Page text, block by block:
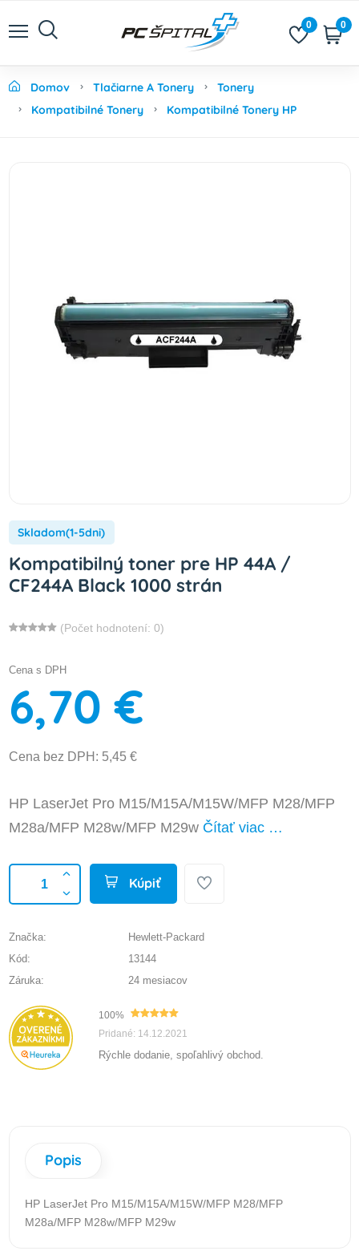
0 0
Domov Tlačiarne A Tonery
Tonery
Kompatibilné Tonery
Kompatibilné Tonery HP
Skladom(1-5dni)
Kompatibilný toner pre HP 44A /
CF244A Black 1000 strán
(Počet hodnotení: 0)
Cena s DPH
6,70 €
Cena bez DPH: 5,45 €
HP LaserJet Pro M15/M15A/M15W/MFP M28/MFP
M28a/MFP M28w/MFP M29w Čítať viac …
Kúpiť
Značka:
Hewlett-Packard
Kód:
13144
Záruka:
24 mesiacov
100%
Pridané: 14.12.2021
Rýchle dodanie, spoľahlivý obchod.
Popis
HP LaserJet Pro M15/M15A/M15W/MFP M28/MFP
M28a/MFP M28w/MFP M29w